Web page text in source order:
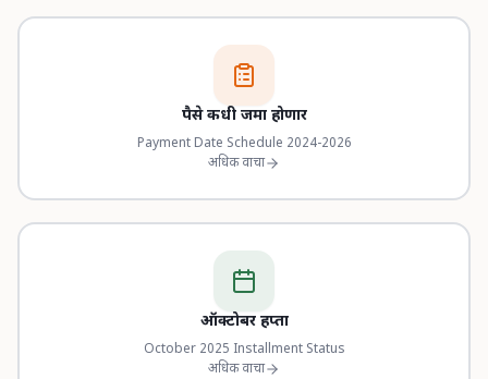
पैसे कधी जमा होणार
Payment Date Schedule 2024-2026
अधिक वाचा
ऑक्टोबर हप्ता
October 2025 Installment Status
अधिक वाचा